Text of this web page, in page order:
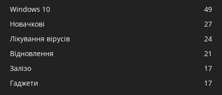
Windows 10
49
Новачкові
27
Лікування вірусів
24
Відновлення
21
Залізо
17
Гаджети
17